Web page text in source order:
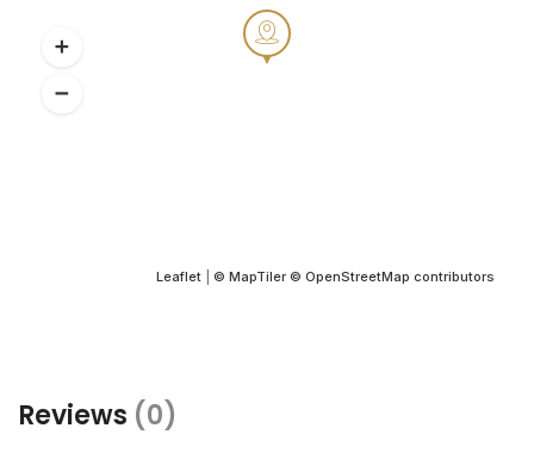
Leaflet © MapTiler © OpenStreetMap contributors
Reviews (0)